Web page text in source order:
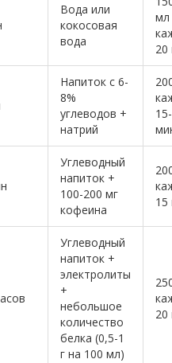
Вода или
кокосовая
вода
мл
20
Напиток с 6-
8%
углеводов +
натрий
Углеводный
напиток +
100-200 мг
кофеина
15
Углеводный
напиток +
электролиты
+
небольшое
количество
белка (0,5-1
г на 100 мл)
20